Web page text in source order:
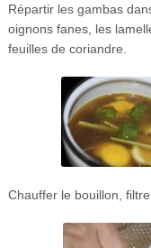
Répartir les gambas
oignons fanes, les
feuilles de coriandre.
Chauffer le bouillon,